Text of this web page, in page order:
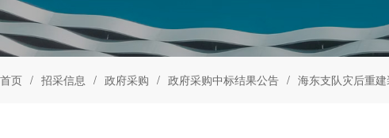
首页 招采信息 政府采购 政府采购中标结果公告 海东支队灾后重